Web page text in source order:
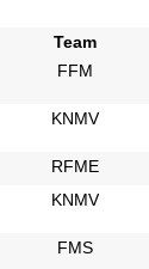
Team
FFM
KNMV
RFME
KNMV
FMS